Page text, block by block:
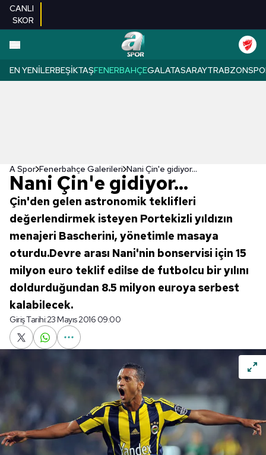
CANLI
SKOR
EN YENILERBEŞIKTAŞFENERBAHÇEGALATASARAY
A Spor Fenerbahçe Galerileri Nani Çin'e gidiyor...
Nani Çin'e gidiyor...
Çin'den gelen astronomik teklifleri
değerlendirmek isteyen Portekizli yıldızın
menajeri Bascherini, yönetimle masaya
oturdu.Devre arası Nani'nin bonservisi için 15
milyon euro teklif edilse de futbolcu bir yılını
doldurduğundan 8.5 milyon euroya serbest
kalabilecek.
Giriş Tarihi:23 Mayıs 2016 09:00